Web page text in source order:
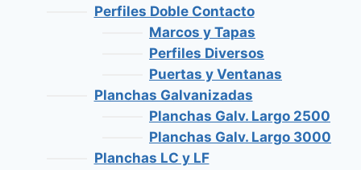
Perfiles Doble Contacto
Marcos y Tapas
Perfiles Diversos
Puertas y Ventanas
Planchas Galvanizadas
Planchas Galv. Largo 2500
Planchas Galv. Largo 3000
Planchas LC y LF